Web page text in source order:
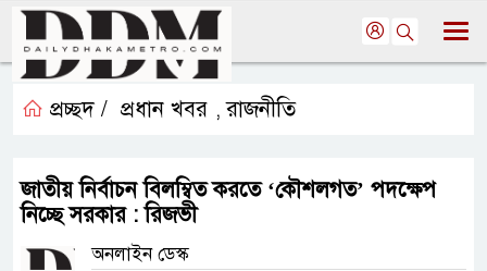
প্রচ্ছদ / প্রধান খবর ,রাজনীতি
জাতীয় নির্বাচন বিলম্বিত করতে ‘কৌশলগত’ পদক্ষেপ
নিচ্ছে সরকার : রিজভী
অনলাইন ডেস্ক